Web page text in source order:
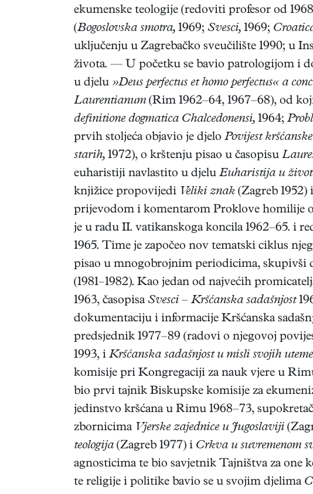
ekumenske teologije (redoviti profesor od
(Bogoslovska smotra, 1969; Svesci, 1969;
uključenju u Zagrebačko sveučilište 1990; u
života. — U početku se bavio patrologijom i
u djelu »Deus perfectus et homo perfectus« a
Laurentianum (Rim 1962–64, 1967–68), od
definitione dogmatica Chalcedonensi, 1964;
prvih stoljeća objavio je djelo Povijest
starih, 1972), o krštenju pisao u časopisu
euharistiji navlastito u djelu Euharistija u
knjižice propovijedi Veliki znak (Zagreb 1952) i
prijevodom i komentarom Proklove homilije o
je u radu II. vatikanskoga koncila 1962–65. i
1965. Time je započeo nov tematski ciklus
pisao u mnogobrojnim periodicima, skupivši
(1981–1982). Kao jedan od najvećih
1963, časopisa Svesci – Kršćanska sadašnjost
dokumentaciju i informacije Kršćanska
predsjednik 1977–89 (radovi o njegovoj
1993, i Kršćanska sadašnjost u misli svojih
komisije pri Kongregaciji za nauk vjere u
bio prvi tajnik Biskupske komisije za
jedinstvo kršćana u Rimu 1968–73,
zbornicima Vjerske zajednice u Jugoslaviji
teologija (Zagreb 1977) i Crkva u suvremenom
agnosticima te bio savjetnik Tajništva za
te religije i politike bavio se u svojim djelima